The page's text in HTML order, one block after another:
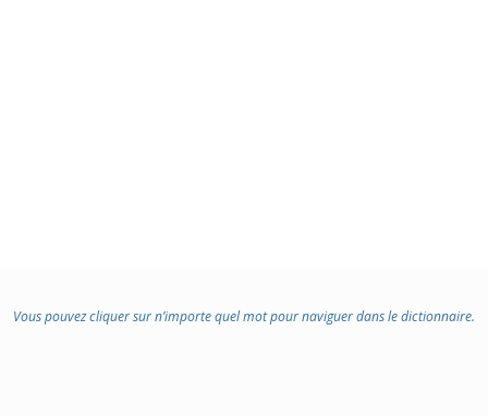
Vous pouvez cliquer sur n’importe quel mot pour naviguer dans le dictionnaire.